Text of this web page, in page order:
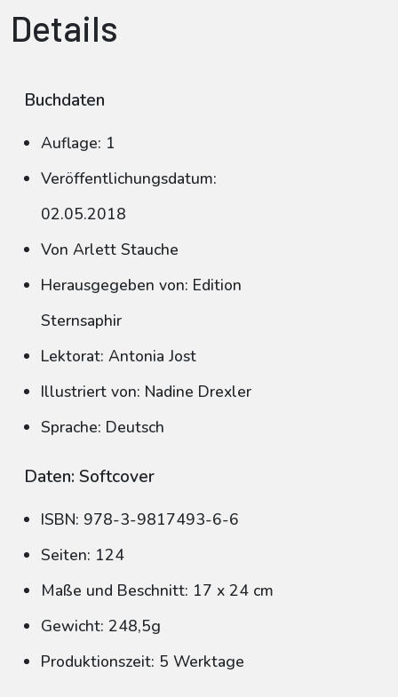
Details
Buchdaten
Auflage: 1
Veröffentlichungsdatum:
02.05.2018
Von Arlett Stauche
Herausgegeben von: Edition
Sternsaphir
Lektorat: Antonia Jost
Illustriert von: Nadine Drexler
Sprache: Deutsch
Daten: Softcover
ISBN: 978-3-9817493-6-6
Seiten: 124
Maße und Beschnitt: 17 x 24 cm
Gewicht: 248,5g
Produktionszeit: 5 Werktage